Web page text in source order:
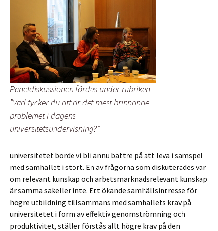
Paneldiskussionen fördes under rubriken
”Vad tycker du att är det mest brinnande
problemet i dagens
universitetsundervisning?”
universitetet borde vi bli ännu bättre på att leva i samspel
med samhället i stort. En av frågorna som diskuterades var
om relevant kunskap och arbetsmarknadsrelevant kunskap
är samma sakeller inte. Ett ökande samhällsintresse för
högre utbildning tillsammans med samhällets krav på
universitetet i form av effektiv genomströmning och
produktivitet, ställer förstås allt högre krav på den